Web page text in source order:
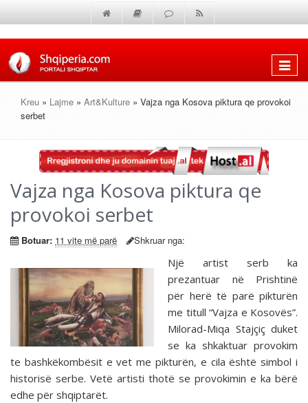
Shfaq
Kreu » Lajme » Art&Kulture » Vajza nga Kosova piktura qe provokoi
serbet
Vajza nga Kosova piktura qe
provokoi serbet
Botuar: 11 vite më parë Shkruar nga:
Një artist serb ka
prezantuar në Prishtinë
për herë të parë pikturën
me titull “Vajza e Kosovës”.
Milorad-Miqa Stajçiç duket
se ka shkaktuar provokim
te bashkëkombësit e vet me pikturën, e cila është simbol i
historisë serbe. Vetë artisti thotë se provokimin e ka bërë
edhe për shqiptarët.